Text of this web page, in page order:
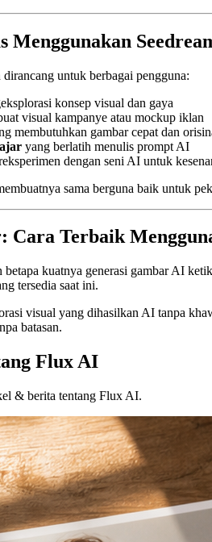
Menggunakan
untuk berbagai pengguna:
konsep visual dan gaya
visual kampanye atau mockup iklan
membutuhkan gambar cepat dan
yang berlatih menulis prompt AI
dengan seni AI untuk
sama berguna baik untuk
Terbaik
betapa kuatnya generasi gambar AI
tersedia saat ini.
visual yang dihasilkan AI tanpa
batasan.
Flux AI
& berita tentang Flux AI.